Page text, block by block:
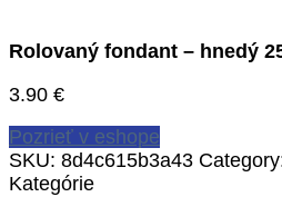
Rolovaný fondant – hnedý
3.90 €
Pozrieť v eshope
SKU: 8d4c615b3a43
Kategórie